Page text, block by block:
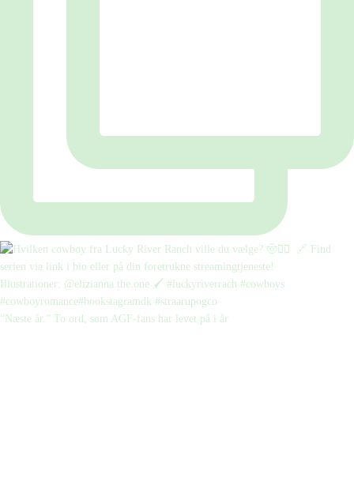
“Næste år.” To ord, som AGF-fans har levet på i år